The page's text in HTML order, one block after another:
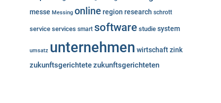
messe Messing online region research schrott
service services smart software studie system
umsatz unternehmen wirtschaftzink
zukunftsgerichtetezukunftsgerichteten